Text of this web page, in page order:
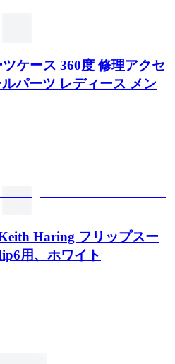
ケース 360度 修理アクセ
パーツ レディース メン
Haring フリップスー
用、ホワイト